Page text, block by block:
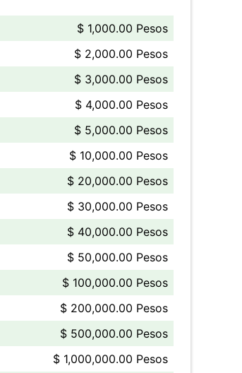
$ 1,000.00 Pesos
$ 2,000.00 Pesos
$ 3,000.00 Pesos
$ 4,000.00 Pesos
$ 5,000.00 Pesos
$ 10,000.00 Pesos
$ 20,000.00 Pesos
$ 30,000.00 Pesos
$ 40,000.00 Pesos
$ 50,000.00 Pesos
$ 100,000.00 Pesos
$ 200,000.00 Pesos
$ 500,000.00 Pesos
$ 1,000,000.00 Pesos